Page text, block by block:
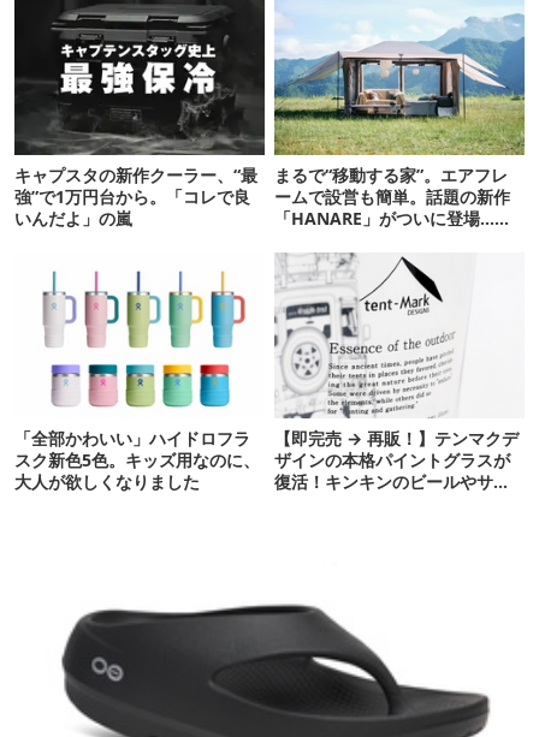
キャプスタの新作クーラー、“最
強”で1万円台から。「コレで良
いんだよ」の嵐
まるで“移動する家”。エアフレ
ームで設営も簡単。話題の新作
「HANARE」がついに登場…！
「全部かわいい」ハイドロフラ
スク新色5色。キッズ用なのに、
大人が欲しくなりました
【即完売 → 再販！】テンマクデ
ザインの本格パイントグラスが
復活！キンキンのビールやサワ